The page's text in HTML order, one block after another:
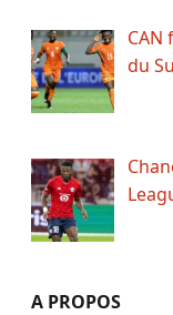
CAN
du
A PROPOS